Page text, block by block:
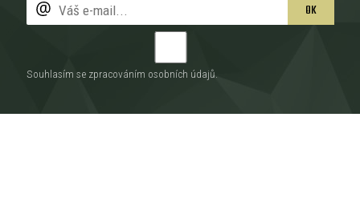
OK
Souhlasím se zpracováním osobních údajů